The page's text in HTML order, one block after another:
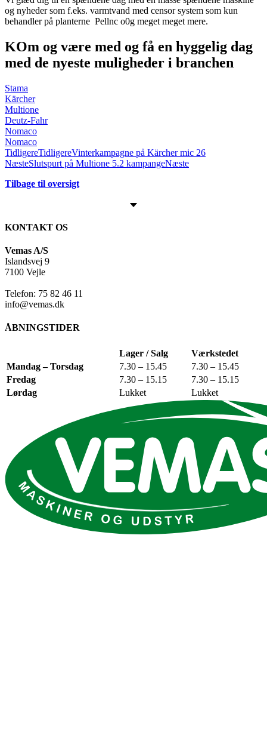
og nyheder som f.eks. varmtvand med censor system som kun
behandler på planterne Pellnc o0g meget meget mere.
KOm og være med og få en hyggelig dag
med de nyeste muligheder i branchen
Stama
Kärcher
Multione
Deutz-Fahr
Nomaco
Nomaco
TidligereTidligereVinterkampagne på Kärcher mic 26
NæsteSlutspurt på Multione 5.2 kampangeNæste
Tilbage til oversigt
KONTAKT OS
Vemas A/S
Islandsvej 9
7100 Vejle
Telefon: 75 82 46 11
info@vemas.dk
ÅBNINGSTIDER
Lager / Salg
Værkstedet
Mandag – Torsdag
7.30 – 15.45
7.30 – 15.45
Fredag
7.30 – 15.15
7.30 – 15.15
Lørdag
Lukket Lukket